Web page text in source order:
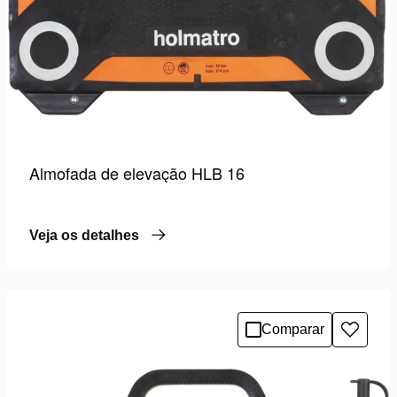
Almofada de elevação HLB 16
Veja os detalhes
Comparar
à
de